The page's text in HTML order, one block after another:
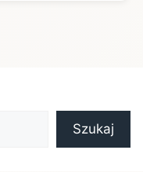
Szukaj